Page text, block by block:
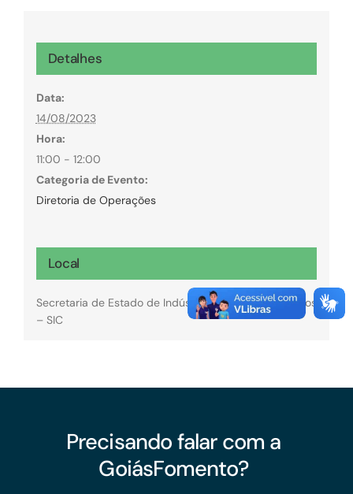
Detalhes
Data:
14/08/2023
Hora:
11:00 - 12:00
Categoria de Evento:
Diretoria de Operações
Local
Secretaria de Estado de Indústria, Comércio e Serviços
– SIC
Precisando falar com a
GoiásFomento?